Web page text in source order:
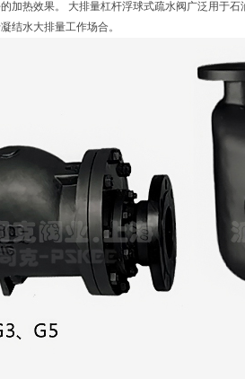
加热效果。 大排量杠杆浮球式疏水阀广泛用于
结水大排量工作场合。